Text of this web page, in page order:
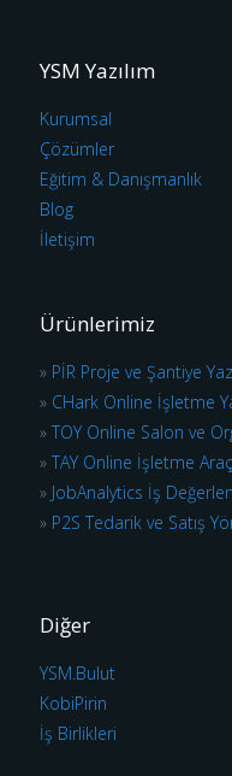
YSM Yazılım
Kurumsal
Çözümler
Eğitim & Danışmanlık
Blog
İletişim
Ürünlerimiz
» PİR Proje ve Şantiye
» CHark Online İşletme
» TOY Online Salon ve
» TAY Online İşletme
» JobAnalytics İş
» P2S Tedarik ve Satış
Diğer
YSM.Bulut
KobiPirin
İş Birlikleri